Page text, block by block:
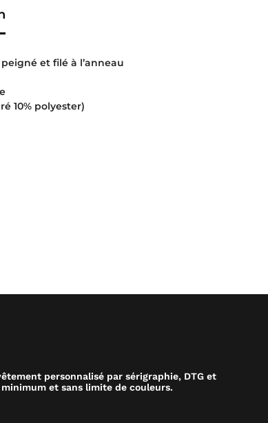
peigné et filé à l’anneau
10% polyester)
personnalisé par sérigraphie, DTG et
minimum et sans limite de couleurs.